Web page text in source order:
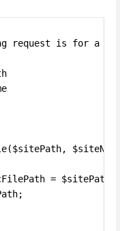
request is for a
=